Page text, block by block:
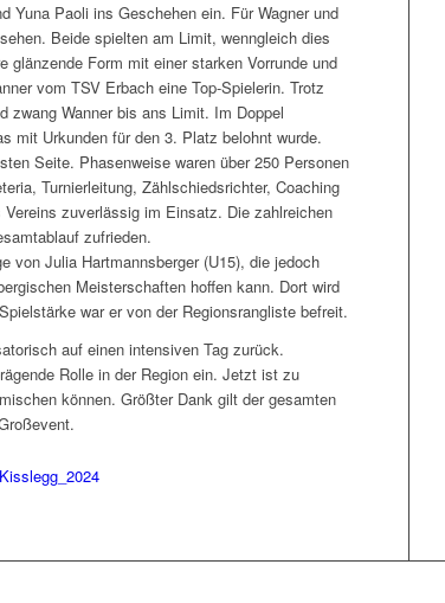
Yuna Paoli ins Geschehen ein. Für Wagner und
Beide spielten am Limit, wenngleich dies
Form mit einer starken Vorrunde und
vom TSV Erbach eine Top-Spielerin. Trotz
zwang Wanner bis ans Limit. Im Doppel
mit Urkunden für den 3. Platz belohnt wurde.
Seite. Phasenweise waren über 250 Personen
Turnierleitung, Zählschiedsrichter, Coaching
zuverlässig im Einsatz. Die zahlreichen
zufrieden.
von Julia Hartmannsberger (U15), die jedoch
Meisterschaften hoffen kann. Dort wird
war er von der Regionsrangliste befreit.
auf einen intensiven Tag zurück.
Rolle in der Region ein. Jetzt ist zu
können. Größter Dank gilt der gesamten